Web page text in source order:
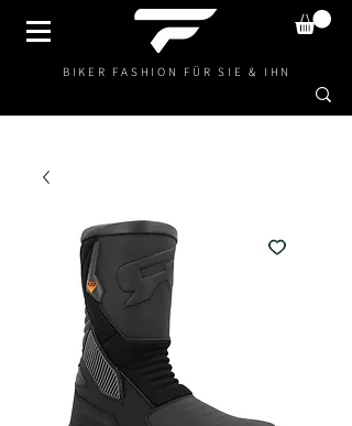
BIKER FASHION FÜR SIE & IHN